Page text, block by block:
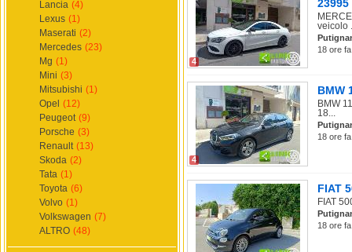
Lancia (4)
Lexus (1)
Maserati (2)
Mercedes (23)
Mg (1)
Mini (3)
Mitsubishi (1)
Opel (12)
Peugeot (9)
Porsche (3)
Renault (13)
Skoda (2)
Tata (1)
Toyota (6)
Volvo (1)
Volkswagen (7)
ALTRO (48)
4
23995
veicolo
18 ore
4
BMW
BMW
18...
18 ore
FIAT
FIAT
18 ore